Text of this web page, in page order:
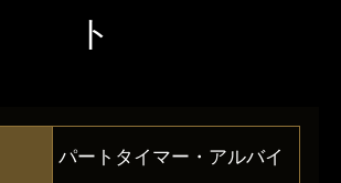
ト
パートタイマー・アルバイ